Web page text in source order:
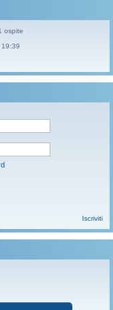
ospite
Iscriviti